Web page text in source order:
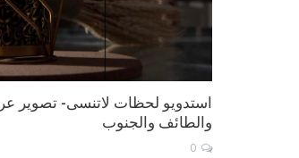
استدويو لحظات لاتنسى- تصوير
والطائف والجنوب